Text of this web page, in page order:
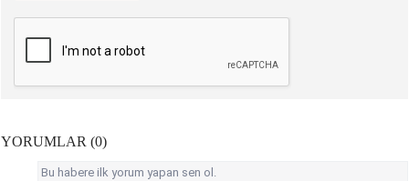
YORUMLAR (0)
Bu habere ilk yorum yapan sen ol.